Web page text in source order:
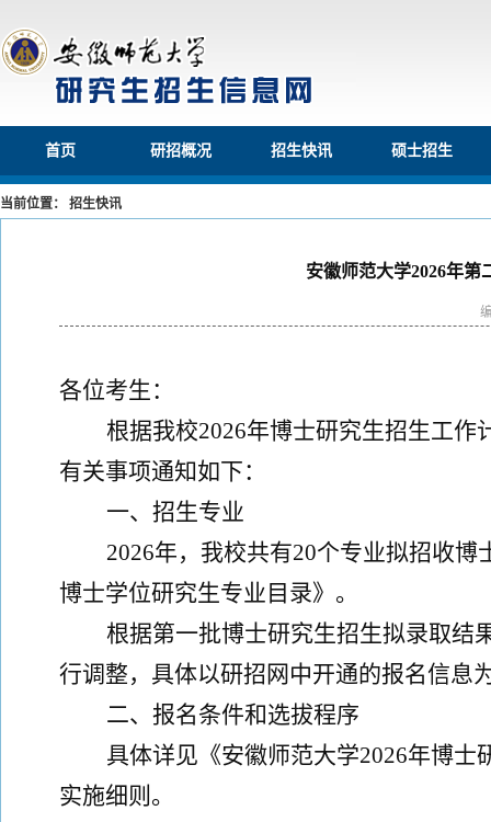
首页 研招概况 招生快讯 硕士招生
当前位置： 招生快讯
安徽师范大学2026年
各位考生：
根据我校2026年博士研究生招生工作
有关事项通知如下：
一、招生专业
2026年，我校共有20个专业拟招收博
博士学位研究生专业目录》 。
根据第一批博士研究生招生拟录取结
行调整， 具体以研招网中开通的报名信息
二、报名条件和选拔程序
具体详见《安徽师范大学2026年博士
实施细则 。